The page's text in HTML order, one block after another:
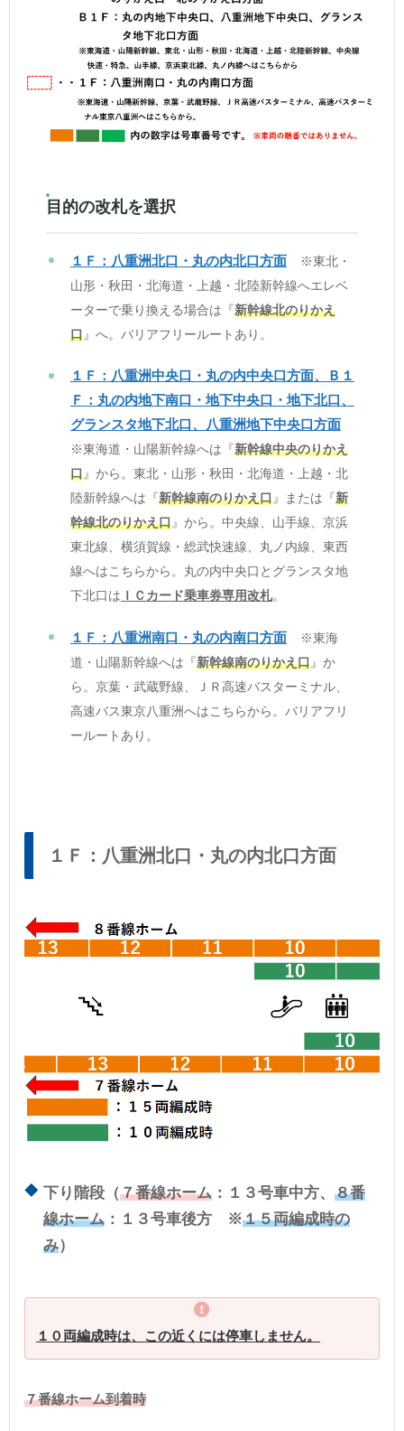
目的の改札を選択
１Ｆ：八重洲北口・丸の内北口方面
※東北・
山形・秋田・北海道・上越・北陸新幹線へエレベ
ーターで乗り換える場合は『新幹線北のりかえ
口』へ。バリアフリールートあり。
１Ｆ：八重洲中央口・丸の内中央口方面、Ｂ１
Ｆ：丸の内地下南口・地下中央口・地下北口、
グランスタ地下北口、八重洲地下中央口方面
※東海道・山陽新幹線へは『新幹線中央のりかえ
口』から。東北・山形・秋田・北海道・上越・北
陸新幹線へは『新幹線南のりかえ口』または『新
幹線北のりかえ口』から。中央線、山手線、京浜
東北線、横須賀線・総武快速線、丸ノ内線、東西
線へはこちらから。丸の内中央口とグランスタ地
下北口は ＩＣカード乗車券専用改札。
１Ｆ：八重洲南口・丸の内南口方面
※東海
道・山陽新幹線へは『新幹線南のりかえ口』か
ら。京葉・武蔵野線、ＪＲ高速バスターミナル、
高速バス東京八重洲へはこちらから。バリアフリ
ールートあり。
１Ｆ：八重洲北口・丸の内北口方面
下り階段（７番線ホーム ：１３号車中方、８番
線ホーム ：１３号車後方 ※１５両編成時の
み）
１０両編成時は、この近くには停車しません。
７番線ホーム到着時